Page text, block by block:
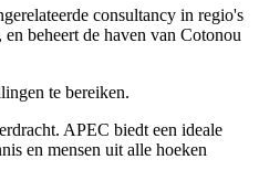
consultancy in regio's
beheert de haven van Cotonou
te bereiken.
APEC biedt een ideale
en mensen uit alle hoeken